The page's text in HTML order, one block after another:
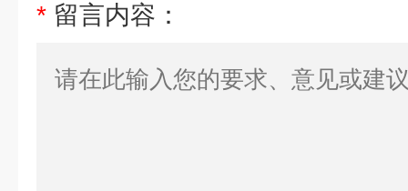
* 留言内容：